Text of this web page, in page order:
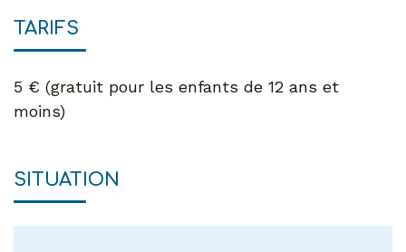
TARIFS
5 € (gratuit pour les enfants de 12 ans et
moins)
SITUATION